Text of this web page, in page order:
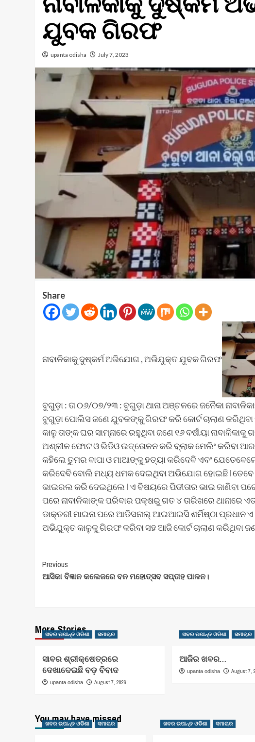
ଯୁବକ ଗିରଫ
upanta odisha July 7, 2023
Share
ନାବାଳିକାକୁ ଦୁଷ୍କର୍ମ ଅଭିଯୋଗ , ଅଭିଯୁକ୍ତ ଯୁବକ ଗିରଫ
ବୁଗୁଡ଼ା : ତା ୦୬/୦୭/୨୩ : ବୁଗୁଡ଼ା ଥାନା ଅଞ୍ଚଳରେ ଜନୈକା
ବୁଗୁଡ଼ା ପୋଲିସ ଜଣେ ଯୁବକଙ୍କୁ ଗିରଫ କରି କୋର୍ଟ ଚାଲାଣ
କାଳୁ ତାଙ୍କ ଘର ସାମ୍ନାରେ ରହୁଥିବା ଜଣେ ୧୬ ବର୍ଷୀୟା
ଅଶ୍ଳୀଳ ଫୋଟ ଓ ଭିଡିଓ ଉତ୍ତୋଳନ କରି ବ୍ଲାକ ମେଲିଂ କରିବା
କହିଲେ ତୁମର ବାପା ଓ ମାଆଙ୍କୁ ହତ୍ୟା କରିଦେବି ଏବଂ
କରିଦେବି ବୋଲି ମଧ୍ୟ ଧମକ ଦେଇଥିବା ଅଭିଯୋଗ ହୋଇଛି l ତେବେ
ଭାଇରଲ କରି ଦେଇଥିଲେ l ଏ ବିଷୟରେ ପିଡୀତାର ଭାଇ ଜାଣିବା
ପରେ ନାବାଳିକାଙ୍କ ପରିବାର ପକ୍ଷରୁ ଗତ ୪ ତାରିଖରେ ଥାନାରେ
ଡାକ୍ତରୀ ମାଇନା ପରେ ଆଡିସନାଲ୍ ଆଇଆଇସି ଶର୍ମିଷ୍ଠା ପ୍ରଧାନ
ଅଭିଯୁକ୍ତ କାଳୁକୁ ଗିରଫ କରିବା ସହ ଆଜି କୋର୍ଟ ଚାଲାଣ କରିଥିବା
Post
Navigation
Previous
ଆସିକା ବିଜ୍ଞାନ କଲେଜରେ ବନ ମହୋତ୍ସବ ସପ୍ତାହ ପାଳନ।
More Stories
ଖବର ଉପାନ୍ତ ଓଡିଶା ସମାଚାର
ସାବର ଶ୍ରୀକ୍ଷେତ୍ରରେ
ଦେଖାଦେଇଛି ବଡ଼ ବିବାଦ
upanta odisha August 7, 2026
ଖବର ଉପାନ୍ତ ଓଡିଶା ସମାଚାର
ଆଜିର ଖବର…
upanta odisha August 7,
You may have missed
ଖବର ଉପାନ୍ତ ଓଡିଶା ସମାଚାର ଖବର ଉପାନ୍ତ ଓଡିଶା ସମାଚାର